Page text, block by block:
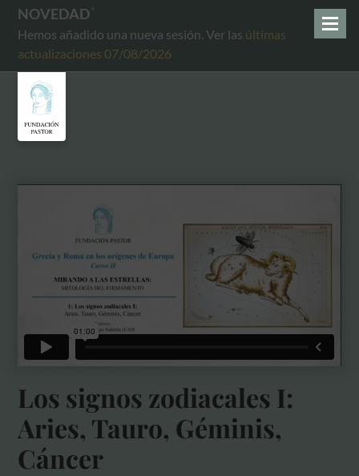
NOVEDAD
Hemos añadido una nueva sesión. Ver las últimas
actualizaciones 07/08/2026
Los signos zodiacales I:
Aries, Tauro, Géminis,
Cáncer